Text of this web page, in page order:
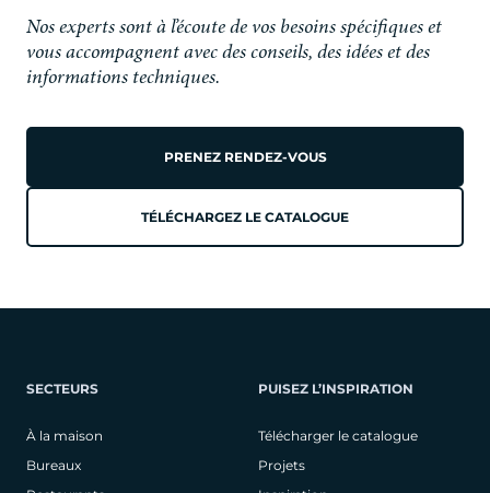
Nos experts sont à l’écoute de vos besoins spécifiques et
vous accompagnent avec des conseils, des idées et des
informations techniques.
PRENEZ RENDEZ-VOUS
TÉLÉCHARGEZ LE CATALOGUE
SECTEURS
À la maison
Bureaux
PUISEZ L’INSPIRATION
Télécharger le catalogue
Projets